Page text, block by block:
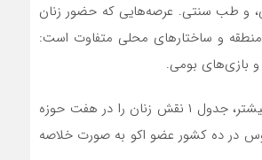
و طب سنتی. عرصه‌هایی که حضور زنان
منطقه و ساختارهای محلی متفاوت است:
و بازی‌های بومی.
برای شفاف‌سازی بیشتر، جدول ۱ نقش زنان را در هفت حوزه
در ده کشور عضو اکو به صورت خلاصه